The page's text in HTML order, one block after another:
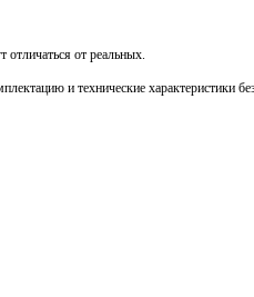
от реальных.
и технические характеристики